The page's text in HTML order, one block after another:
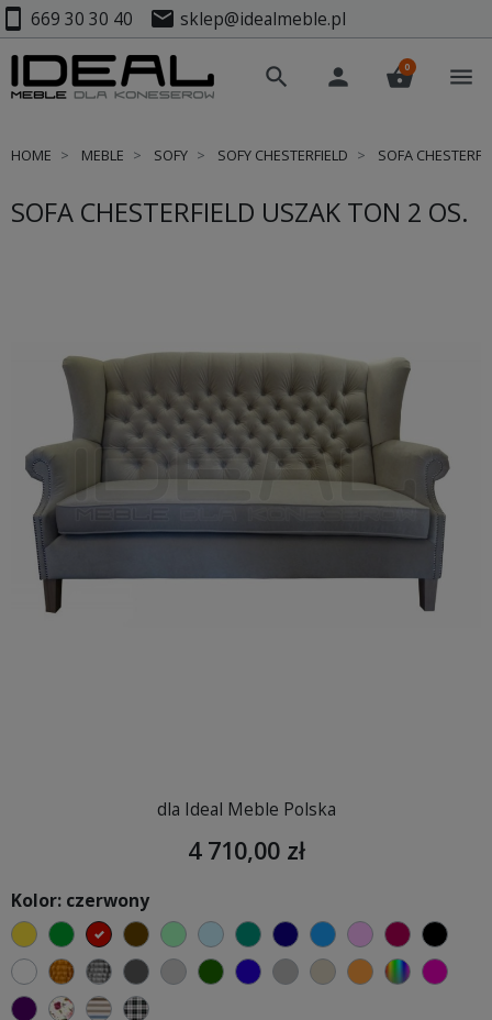
smartphone 669 30 30 40 mail sklep@idealmeble.pl
search person shopping_basket
0 menu
HOME MEBLE SOFY SOFY CHESTERFIELD SOFA
SOFA CHESTERFIELD USZAK TON 2 OS.
dla Ideal Meble Polska
4 710,00 zł
Kolor: czerwony
żółtyzielonyczerwonyczekoladowy
miętowybłękitnyturkusowygranatowyniebieski
różowymalinowy
białyzłotysrebrnyciemno szary
jasnoszarybutelkowa zieleń
ciemno niebieski
szarybeżowypomarańczowy
wybór
fioletowyKwiatowy
PaskiKratka